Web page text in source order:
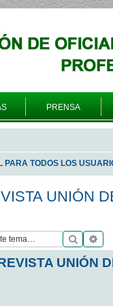
PRENSA
PARA TODOS LOS
UNIÓN
Buscar
UNIÓN